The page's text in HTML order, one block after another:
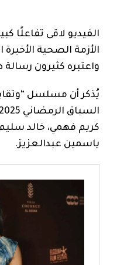
الفيديو لاقى تفاعلًا
الأزمة الصحية
واعتبره كثيرون
يُذكر أن مسلسل
كريم فهمي، خالد
ياسمين عبدالعزيز.